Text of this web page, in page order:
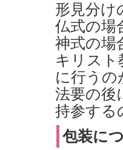
形見分け
仏式の場
神式の場
キリスト
に行うの
法要の後
持参する
包装に